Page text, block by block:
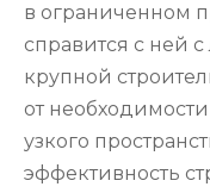
в ограниченном
справится с ней
крупной
от
узкого
эффективность